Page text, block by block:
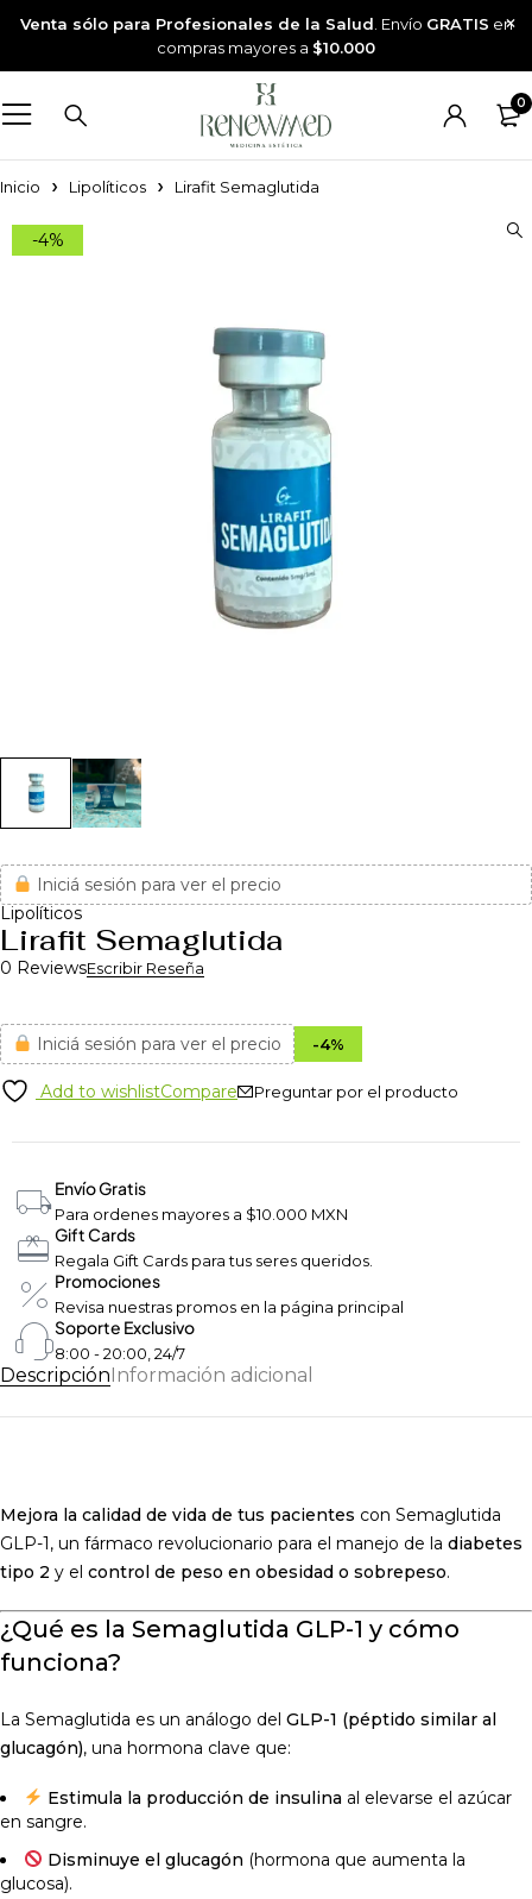
Venta sólo para Profesionales de la Salud . Envío GRATIS en
compras mayores a $10.000
0
Inicio Lipolíticos Lirafit Semaglutida
-4%
Iniciá sesión para ver el precio
Lipolíticos
Lirafit Semaglutida
0 ReviewsEscribir Reseña
Iniciá sesión para ver el precio -4%
Add to wishlistCompare Preguntar por el producto
Envío Gratis
Para ordenes mayores a $10.000 MXN
Gift Cards
Regala Gift Cards para tus seres queridos.
Promociones
Revisa nuestras promos en la página principal
Soporte Exclusivo
8:00 - 20:00, 24/7
DescripciónInformación adicional
Mejora la calidad de vida de tus pacientes con Semaglutida
GLP-1, un fármaco revolucionario para el manejo de la diabetes
tipo 2 y el control de peso en obesidad o sobrepeso.
¿Qué es la Semaglutida GLP-1 y cómo
funciona?
La Semaglutida es un análogo del GLP-1 (péptido similar al
glucagón), una hormona clave que:
Estimula la producción de insulina al elevarse el azúcar
en sangre.
Disminuye el glucagón (hormona que aumenta la
glucosa).